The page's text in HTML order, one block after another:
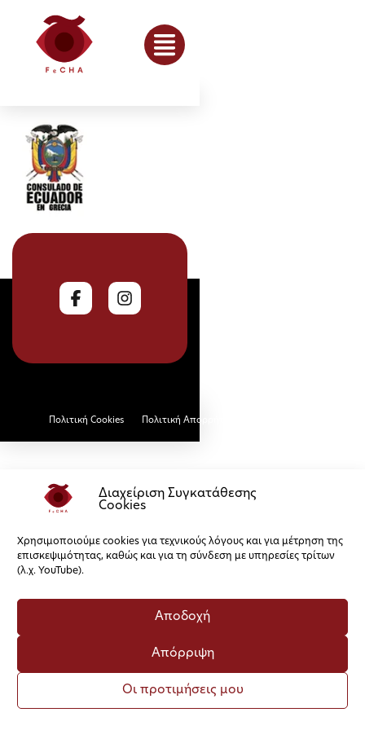
Διαχείριση Συγκατάθεσης
Cookies
Χρησιμοποιούμε cookies για τεχνικούς λόγους και για μέτρηση της
επισκεψιμότητας, καθώς και για τη σύνδεση με υπηρεσίες τρίτων
(λ.χ. YouTube).
Αποδοχή
Απόρριψη
Οι προτιμήσεις μου
Πολιτική Cookies Πολιτική Απορρήτου